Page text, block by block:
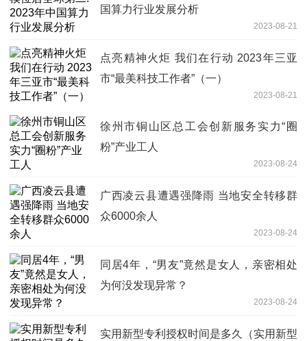
国算力行业发展分析
2023-08-21
点亮精神火炬 我们在行动 2023年三亚
市“最美科技工作者”（一）
2023-08-21
徐州市铜山区总工会创新服务实力“圈
粉”产业工人
2023-08-24
广西凌云县遭遇强降雨 当地安全转移群
众6000余人
2023-08-24
同居4年，“男友”竟然是女人，亲密相处
为何没发现异常？
2023-08-24
实用新型专利授权时间是多久（实用新型